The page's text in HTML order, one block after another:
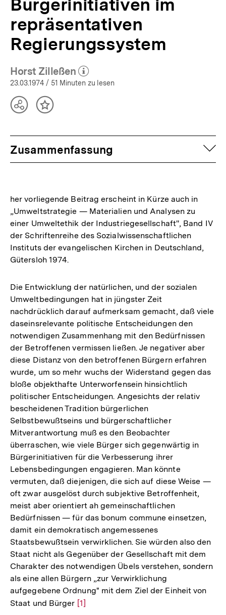
Bürgerinitiativen im
repräsentativen
Regierungssystem
Horst Zilleßen
(Mehr zum Autor)
öffnen
23.03.1974 / 51 Minuten zu lesen
TeilenInhalt
Zusammenfassung
her vorliegende Beitrag erscheint in Kürze auch in
„Umweltstrategie — Materialien und Analysen zu
einer Umweltethik der Industriegesellschaft'', Band IV
der Schriftenreihe des Sozialwissenschaftlichen
Instituts der evangelischen Kirchen in Deutschland,
Gütersloh 1974.
Die Entwicklung der natürlichen, und der sozialen
Umweltbedingungen hat in jüngster Zeit
nachdrücklich darauf aufmerksam gemacht, daß viele
daseinsrelevante politische Entscheidungen den
notwendigen Zusammenhang mit den Bedürfnissen
der Betroffenen vermissen ließen. Je negativer aber
diese Distanz von den betroffenen Bürgern erfahren
wurde, um so mehr wuchs der Widerstand gegen das
bloße objekthafte Unterworfensein hinsichtlich
politischer Entscheidungen. Angesichts der relativ
bescheidenen Tradition bürgerlichen
Selbstbewußtseins und bürgerschaftlicher
Mitverantwortung muß es den Beobachter
überraschen, wie viele Bürger sich gegenwärtig in
Bürgerinitiativen für die Verbesserung ihrer
Lebensbedingungen engagieren. Man könnte
vermuten, daß diejenigen, die sich auf diese Weise —
oft zwar ausgelöst durch subjektive Betroffenheit,
meist aber orientiert ah gemeinschaftlichen
Bedürfnissen — für das bonum commune einsetzen,
damit ein demokratisch angemessenes
Staatsbewußtsein verwirklichen. Sie würden also den
Staat nicht als Gegenüber der Gesellschaft mit dem
Charakter des notwendigen Übels verstehen, sondern
als eine allen Bürgern „zur Verwirklichung
aufgegebene Ordnung" mit dem Ziel der Einheit von
Staat und Bürger Zur
[1]